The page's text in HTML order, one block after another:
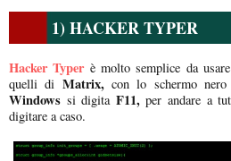
1) HACKER TYPER
Hacker Typerè molto semplice da
quelli di Matrix,con lo schermo
Windows si digitaF11, per andare a
digitare a caso.